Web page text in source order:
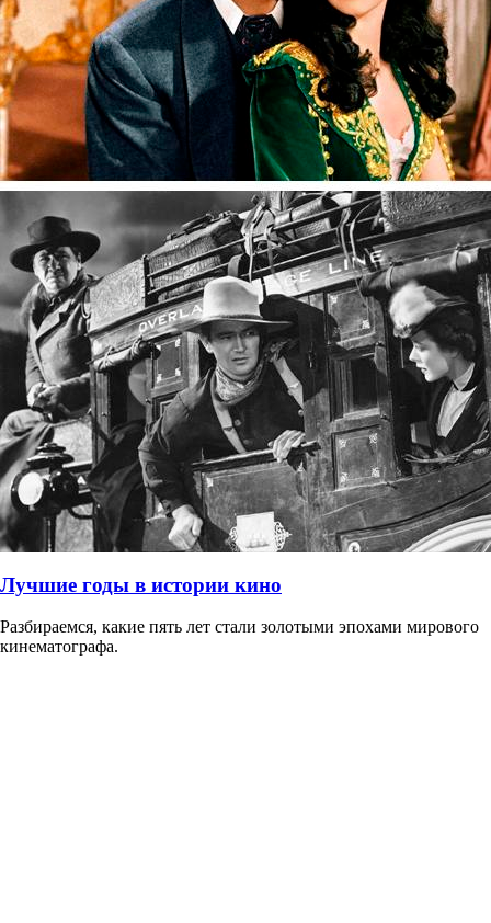
Лучшие годы в истории кино
Разбираемся, какие пять лет стали золотыми эпохами мирового
кинематографа.